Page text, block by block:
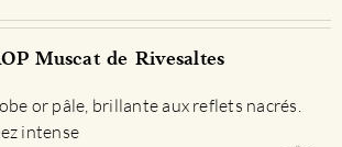
choisies
sur
page
Muscat de Rivesaltes
or pâle, brillante aux reflets nacrés.
intense